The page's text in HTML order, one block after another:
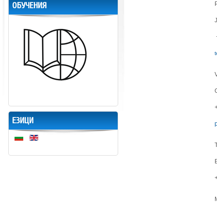
ОБУЧЕНИЯ
ЕЗИЦИ